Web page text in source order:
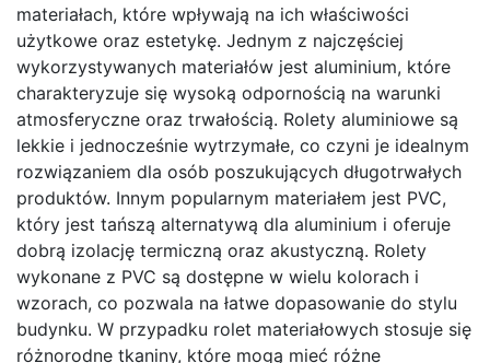
materiałach, które wpływają na ich właściwości
użytkowe oraz estetykę. Jednym z najczęściej
wykorzystywanych materiałów jest aluminium, które
charakteryzuje się wysoką odpornością na warunki
atmosferyczne oraz trwałością. Rolety aluminiowe są
lekkie i jednocześnie wytrzymałe, co czyni je idealnym
rozwiązaniem dla osób poszukujących długotrwałych
produktów. Innym popularnym materiałem jest PVC,
który jest tańszą alternatywą dla aluminium i oferuje
dobrą izolację termiczną oraz akustyczną. Rolety
wykonane z PVC są dostępne w wielu kolorach i
wzorach, co pozwala na łatwe dopasowanie do stylu
budynku. W przypadku rolet materiałowych stosuje się
różnorodne tkaniny, które mogą mieć różne